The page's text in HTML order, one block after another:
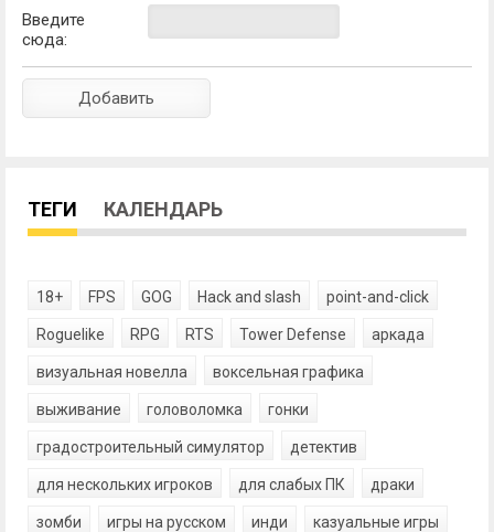
Введите
сюда:
ТЕГИ КАЛЕНДАРЬ
18+ FPS GOG Hack and slash point-and-click
Roguelike RPG RTS Tower Defense аркада
визуальная новелла воксельная графика
выживание головоломка гонки
градостроительный симулятор детектив
для нескольких игроков для слабых ПК драки
зомби игры на русском инди казуальные игры